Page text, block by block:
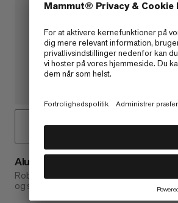
Alugator Pro Light
Robust, præstationsdrevet skovl til sne-
og skredredning.